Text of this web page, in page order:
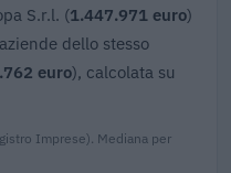
S.r.l. (1.447.971 euro)
dello stesso
euro), calcolata su
Imprese). Mediana per